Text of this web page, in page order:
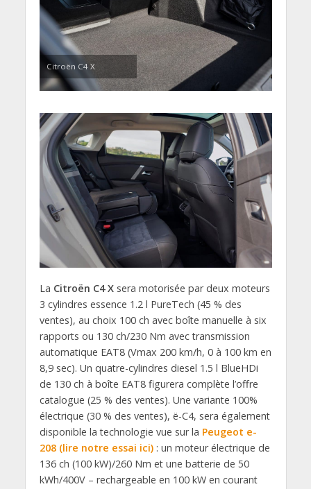
Citroën C4 X
La Citroën C4 Xsera motorisée par deux moteurs
3 cylindres essence 1.2 l PureTech (45 % des
ventes), au choix 100 ch avec boîte manuelle à six
rapports ou 130 ch/230 Nm avec transmission
automatique EAT8 (Vmax 200 km/h, 0 à 100 km en
8,9 sec). Un quatre-cylindres diesel 1.5 l BlueHDi
de 130 ch à boîte EAT8 figurera complète l’offre
catalogue (25 % des ventes). Une variante 100%
électrique (30 % des ventes), ë-C4, sera également
disponible la technologie vue sur la Peugeot e-
208 (lire notre essai ici): un moteur électrique de
136 ch (100 kW)/260 Nm et une batterie de 50
kWh/400V – rechargeable en 100 kW en courant